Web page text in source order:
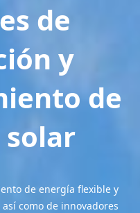
de
y
de
de energía flexible y
como de innovadores